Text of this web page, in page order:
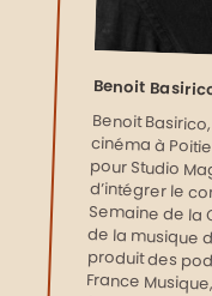
Benoit
Benoit
cinéma à Poitiers
pour Studio
d’intégrer le
Semaine de la
de la musique de
produit des
France Musique,
Il enseigne à la
l’Université de
tout en animant
sur la musique
avec la SACEM
La musique
contribué à